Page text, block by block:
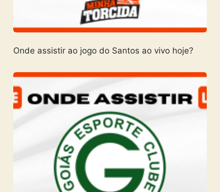
Onde assistir ao jogo do Santos ao vivo hoje?